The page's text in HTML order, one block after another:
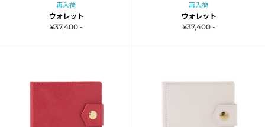
再入荷
ウォレット
¥37,400 -
再入荷
ウォレット
¥37,400 -